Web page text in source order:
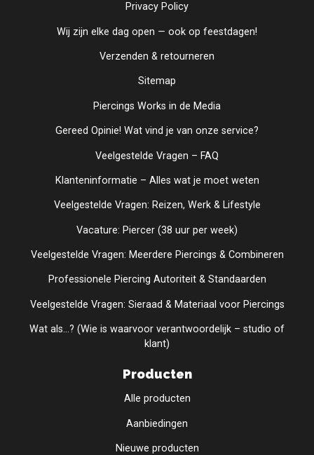
Privacy Policy
Wij zijn elke dag open — ook op feestdagen!
Verzenden & retourneren
Sitemap
Piercings Works in de Media
Gereed Opinie! Wat vind je van onze service?
Veelgestelde Vragen – FAQ
Klanteninformatie – Alles wat je moet weten
Veelgestelde Vragen: Reizen, Werk & Lifestyle
Vacature: Piercer (38 uur per week)
Veelgestelde Vragen: Meerdere Piercings & Combineren
Professionele Piercing Autoriteit & Standaarden
Veelgestelde Vragen: Sieraad & Materiaal voor Piercings
Wat als...? (Wie is waarvoor verantwoordelijk – studio of
klant)
Producten
Alle producten
Aanbiedingen
Nieuwe producten